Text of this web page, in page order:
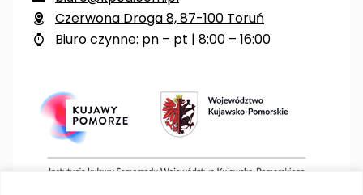
 Czerwona Droga 8, 87-100 Toruń
 Biuro czynne: pn – pt | 8:00 – 16:00